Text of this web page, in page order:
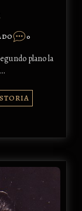
0
plano la